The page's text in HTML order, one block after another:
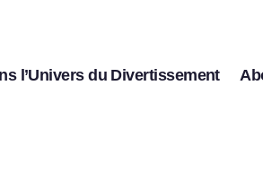
l’Univers du Divertissement